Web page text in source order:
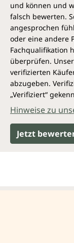
und können und
falsch bewerten.
angesprochen
oder eine andere
Fachqualifikation
überprüfen.
verifizierten
abzugeben.
„Verifiziert“
Hinweise zu
Jetzt